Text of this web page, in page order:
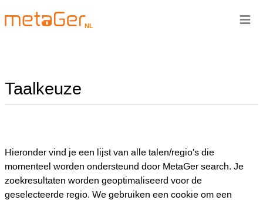
NL
Taalkeuze
Hieronder vind je een lijst van alle talen/regio's die
momenteel worden ondersteund door MetaGer search. Je
zoekresultaten worden geoptimaliseerd voor de
geselecteerde regio. We gebruiken een cookie om een
≡